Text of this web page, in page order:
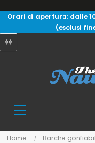
Orari di apertura: dalle
(esclusi
Home
Barche